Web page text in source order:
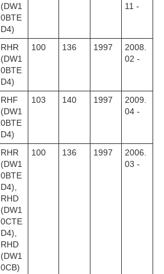
(DW1
0BTE
D4)
11 -
RHR
(DW1
0BTE
D4)
100 136 1997
2008.
02 -
RHF
(DW1
0BTE
D4)
103 140 1997
2009.
04 -
RHR
(DW1
0BTE
D4),
RHD
(DW1
0CTE
D4),
RHD
(DW1
0CB)
100 136 1997
2006.
03 -